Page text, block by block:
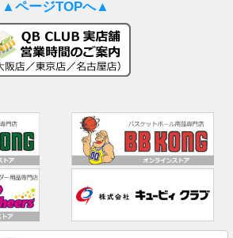
▲ページTOPへ▲